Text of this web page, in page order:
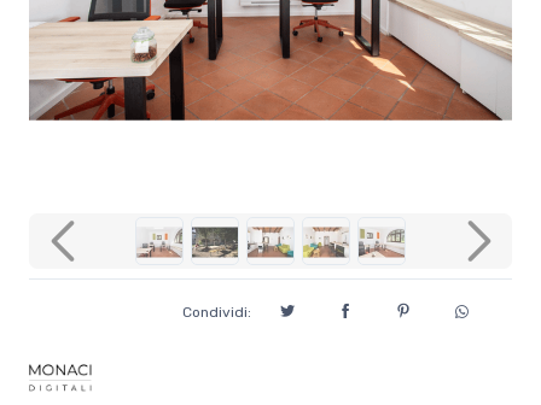
Previous Next
Condividi: